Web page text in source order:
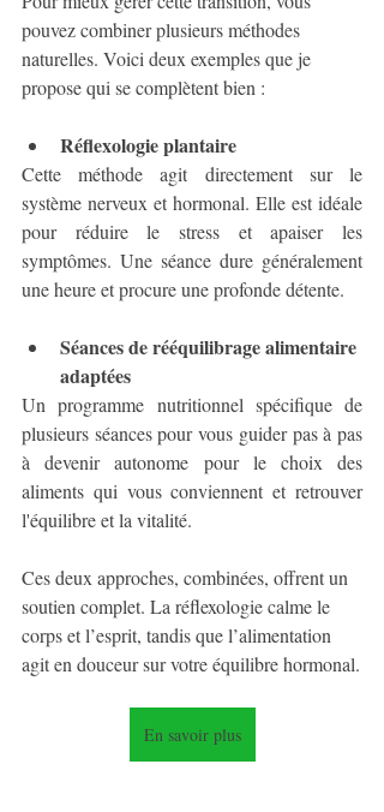
pouvez combiner plusieurs méthodes
naturelles. Voici deux exemples que je
propose qui se complètent bien :
Réflexologie plantaire
Cette méthode agit directement sur le
système nerveux et hormonal. Elle est idéale
pour réduire le stress et apaiser les
symptômes. Une séance dure généralement
une heure et procure une profonde détente.
Séances de rééquilibrage alimentaire
adaptées
Un programme nutritionnel spécifique de
plusieurs séances pour vous guider pas à pas
à devenir autonome pour le choix des
aliments qui vous conviennent et retrouver
l'équilibre et la vitalité.
Ces deux approches, combinées, offrent un
soutien complet. La réflexologie calme le
corps et l’esprit, tandis que l’alimentation
agit en douceur sur votre équilibre hormonal.
En savoir plus